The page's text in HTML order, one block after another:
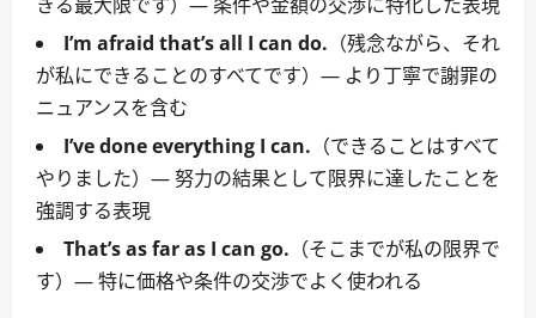
I’m afraid that’s all I can do. （残念ながら、それ
が私にできることのすべてです）― より丁寧で謝罪の
ニュアンスを含む
I’ve done everything I can. （できることはすべて
やりました）― 努力の結果として限界に達したことを
強調する表現
That’s as far as I can go. （そこまでが私の限界で
す）― 特に価格や条件の交渉でよく使われる